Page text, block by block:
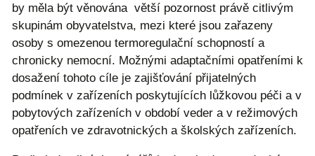
by měla být věnována větší pozornost právě citlivým
skupinám obyvatelstva, mezi které jsou zařazeny
osoby s omezenou termoregulační schopností a
chronicky nemocní. Možnými adaptačními opatřeními k
dosažení tohoto cíle je zajišťování přijatelných
podmínek v zařízeních poskytujících lůžkovou péči a v
pobytových zařízeních v období veder a v režimových
opatřeních ve zdravotnických a školských zařízeních.